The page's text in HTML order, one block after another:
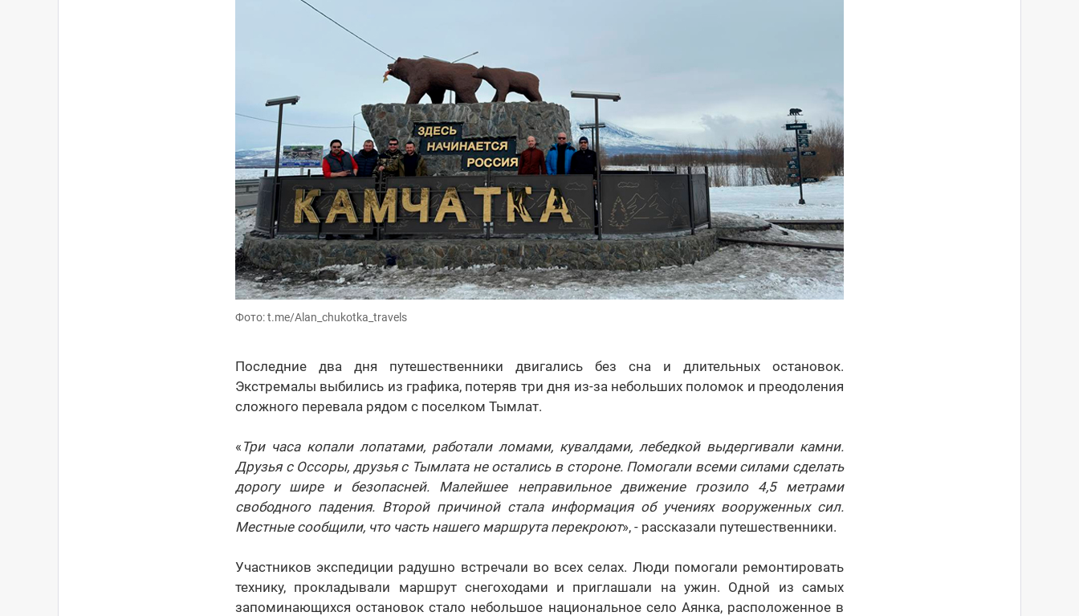
Фото: t.me/Alan_chukotka_travels
Последние два дня путешественники двигались без сна и длительных остановок.
Экстремалы выбились из графика, потеряв три дня из-за небольших поломок и преодоления
сложного перевала рядом с поселком Тымлат.
« Три часа копали лопатами, работали ломами, кувалдами, лебедкой выдергивали камни.
Друзья с Оссоры, друзья с Тымлата не остались в стороне. Помогали всеми силами сделать
дорогу шире и безопасней. Малейшее неправильное движение грозило 4,5 метрами
свободного падения. Второй причиной стала информация об учениях вооруженных сил.
Местные сообщили, что часть нашего маршрута перекроют», - рассказали путешественники.
Участников экспедиции радушно встречали во всех селах. Люди помогали ремонтировать
технику, прокладывали маршрут снегоходами и приглашали на ужин. Одной из самых
запоминающихся остановок стало небольшое национальное село Аянка, расположенное в